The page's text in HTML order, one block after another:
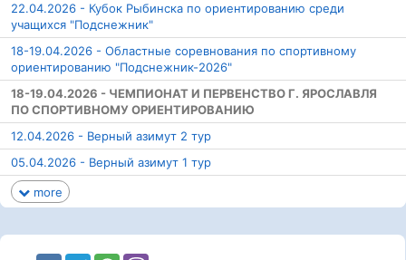
22.04.2026 - Кубок Рыбинска по ориентированию среди
учащихся "Подснежник"
18-19.04.2026 - Областные соревнования по спортивному
ориентированию "Подснежник-2026"
18-19.04.2026 - ЧЕМПИОНАТ И ПЕРВЕНСТВО Г. ЯРОСЛАВЛЯ
ПО СПОРТИВНОМУ ОРИЕНТИРОВАНИЮ
12.04.2026 - Верный азимут 2 тур
05.04.2026 - Верный азимут 1 тур
more